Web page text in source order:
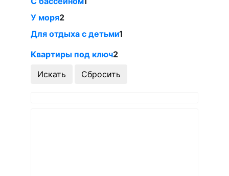
У моря2
Для отдыха с детьми1
Квартиры под ключ2